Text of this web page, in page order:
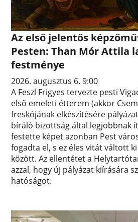
Az első jelentős
Pesten: Than Mór Attila
festménye
2026. augusztus 6. 9:00
A Feszl Frigyes tervezte pesti
első emeleti étterem (akkor
freskójának elkészítésére
bíráló bizottság által legjobbnak
festette képet azonban Pest
fogadta el, s ez éles vitát váltott
között. Az ellentétet a
azzal, hogy új pályázat kiírására
hatóságot.